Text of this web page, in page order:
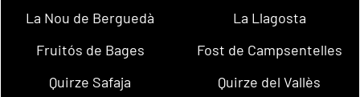
La Nou de Berguedà
La Llagosta
Fruitós de Bages
Fost de Campsentelles
Quirze Safaja
Quirze del Vallès